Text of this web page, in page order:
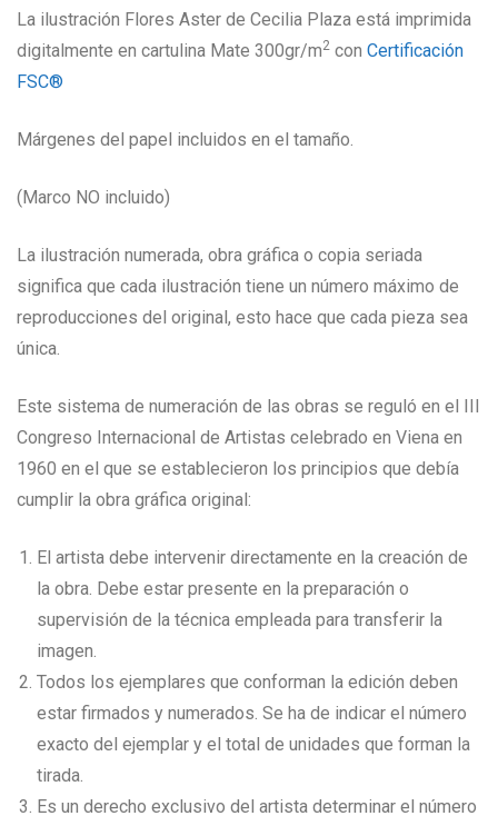
La ilustración Flores Aster de Cecilia Plaza está imprimida
digitalmente en cartulina Mate 300gr/m2 con Certificación
FSC®
Márgenes del papel incluidos en el tamaño.
(Marco NO incluido)
La ilustración numerada, obra gráfica o copia seriada
significa que cada ilustración tiene un número máximo de
reproducciones del original, esto hace que cada pieza sea
única.
Este sistema de numeración de las obras se reguló en el III
Congreso Internacional de Artistas celebrado en Viena en
1960 en el que se establecieron los principios que debía
cumplir la obra gráfica original:
El artista debe intervenir directamente en la creación de
la obra. Debe estar presente en la preparación o
supervisión de la técnica empleada para transferir la
imagen.
Todos los ejemplares que conforman la edición deben
estar firmados y numerados. Se ha de indicar el número
exacto del ejemplar y el total de unidades que forman la
tirada.
Es un derecho exclusivo del artista determinar el número